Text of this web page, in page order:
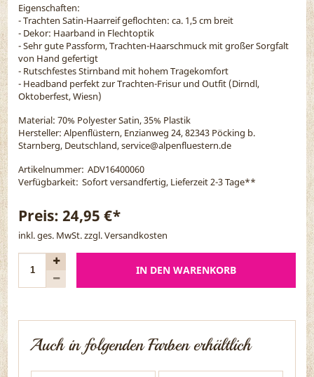
Eigenschaften:
- Trachten Satin-Haarreif geflochten: ca. 1,5 cm breit
- Dekor: Haarband in Flechtoptik
- Sehr gute Passform, Trachten-Haarschmuck mit großer Sorgfalt
von Hand gefertigt
- Rutschfestes Stirnband mit hohem Tragekomfort
- Headband perfekt zur Trachten-Frisur und Outfit (Dirndl,
Oktoberfest, Wiesn)
Material: 70% Polyester Satin, 35% Plastik
Hersteller: Alpenflüstern, Enzianweg 24, 82343 Pöcking b.
Starnberg, Deutschland, service@alpenfluestern.de
Artikelnummer: ADV16400060
Verfügbarkeit: Sofort versandfertig, Lieferzeit 2-3 Tage**
Preis:24,95 €*
inkl. ges. MwSt. zzgl.Versandkosten
IN DEN WARENKORB
Auch in folgenden Farben erhältlich